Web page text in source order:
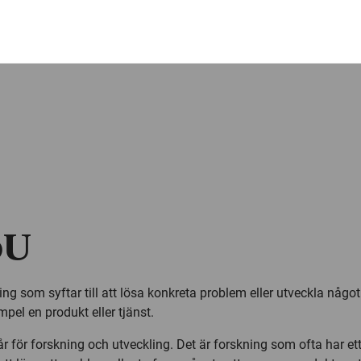
som syftar till att lösa konkreta problem eller utveckla
en produkt eller tjänst.
för forskning och utveckling. Det är forskning som ofta har